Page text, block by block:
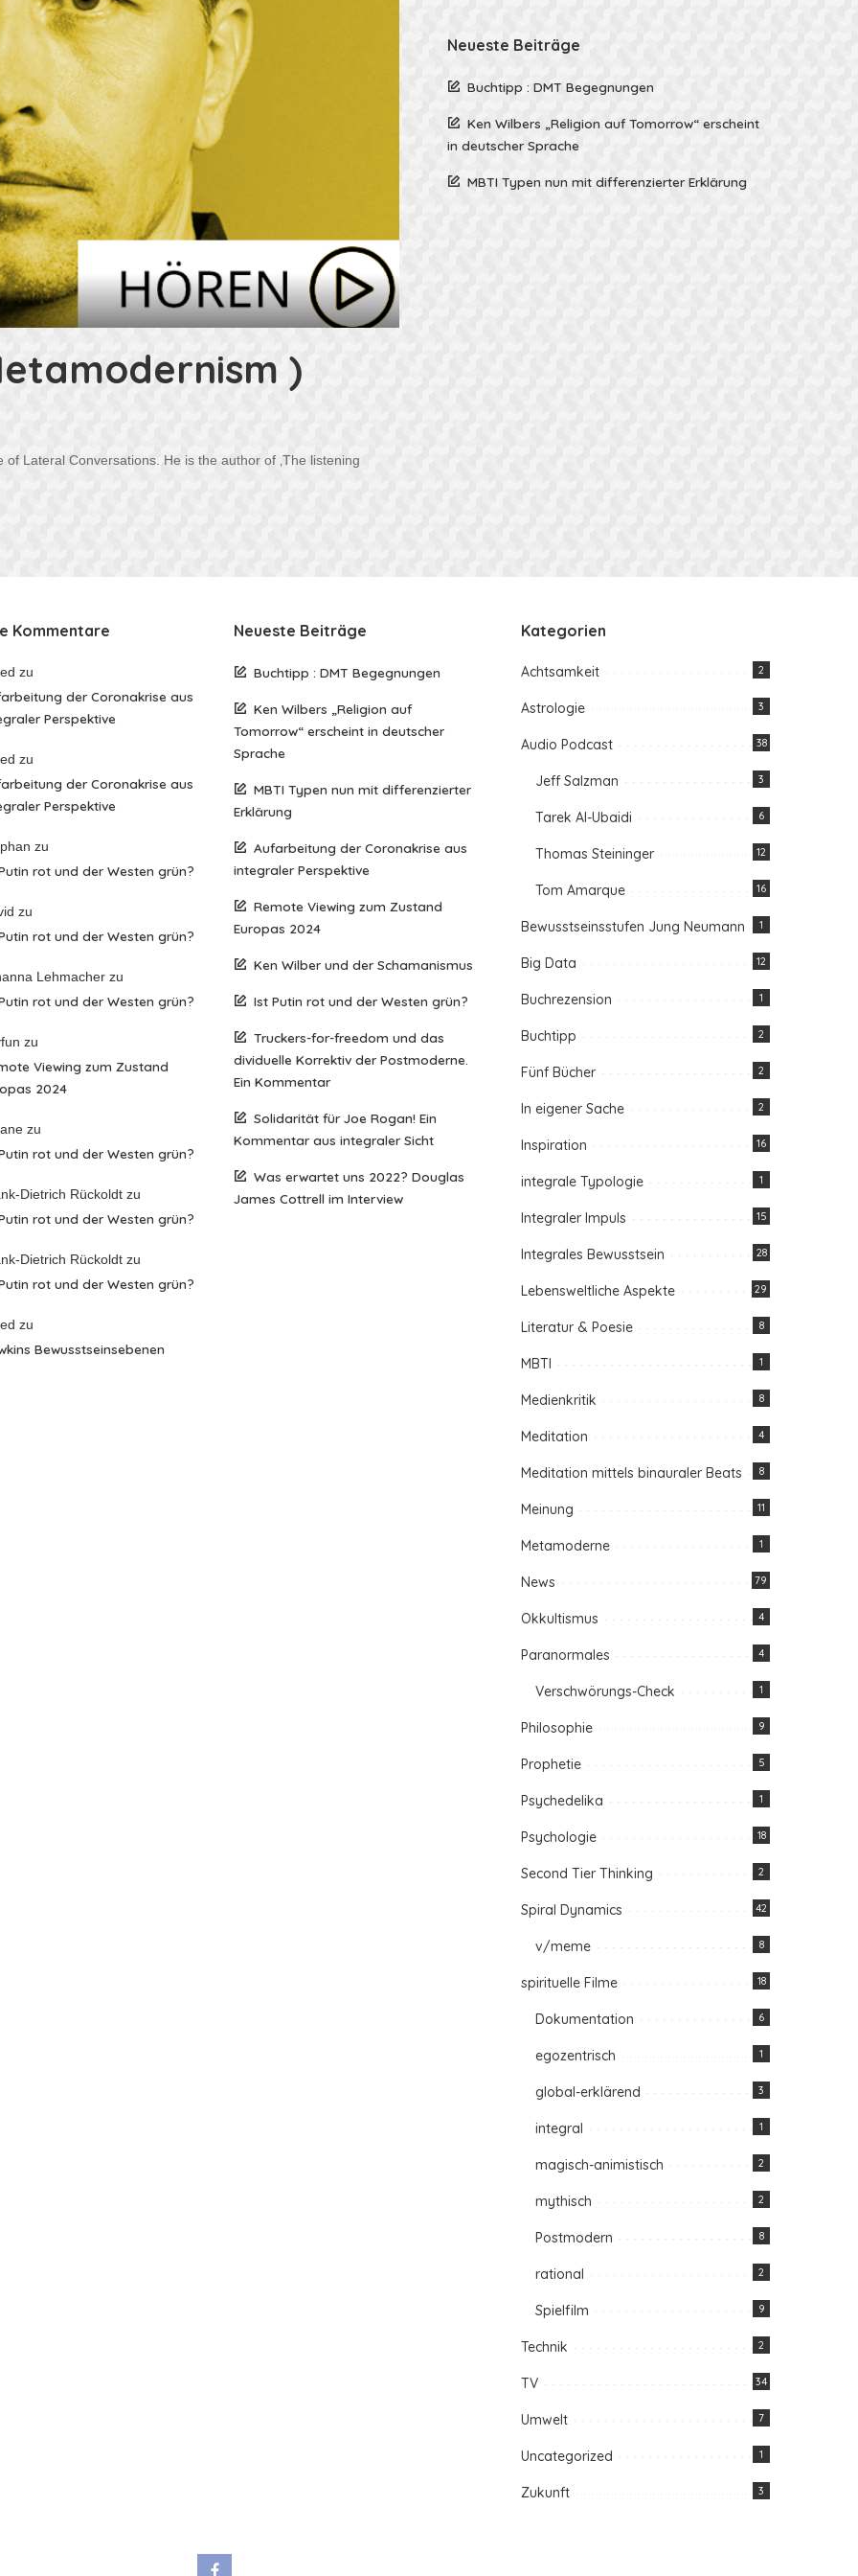
)
Lateral Conversations. He is the author of ‚The listening
Neueste Beiträge
Buchtipp : DMT Begegnungen
Ken Wilbers „Religion auf Tomorrow“ erscheint
in deutscher Sprache
MBTI Typen nun mit differenzierter Erklärung
Kommentare
zu
der Coronakrise aus
Perspektive
zu
der Coronakrise aus
Perspektive
zu
rot und der Westen grün?
zu
rot und der Westen grün?
Lehmacher zu
rot und der Westen grün?
zu
Viewing zum Zustand
2024
zu
rot und der Westen grün?
Dietrich Rückoldt zu
rot und der Westen grün?
Dietrich Rückoldt zu
rot und der Westen grün?
zu
Bewusstseinsebenen
Neueste Beiträge
Buchtipp : DMT Begegnungen
Ken Wilbers „Religion auf
Tomorrow“ erscheint in deutscher
Sprache
MBTI Typen nun mit differenzierter
Erklärung
Aufarbeitung der Coronakrise aus
integraler Perspektive
Remote Viewing zum Zustand
Europas 2024
Ken Wilber und der Schamanismus
Ist Putin rot und der Westen grün?
Truckers-for-freedom und das
dividuelle Korrektiv der Postmoderne.
Ein Kommentar
Solidarität für Joe Rogan! Ein
Kommentar aus integraler Sicht
Was erwartet uns 2022? Douglas
James Cottrell im Interview
Kategorien
Achtsamkeit 2
Astrologie 3
Audio Podcast 38
Jeff Salzman 3
Tarek Al-Ubaidi 6
Thomas Steininger 12
Tom Amarque 16
Bewusstseinsstufen Jung Neumann 1
Big Data 12
Buchrezension 1
Buchtipp 2
Fünf Bücher 2
In eigener Sache 2
Inspiration 16
integrale Typologie 1
Integraler Impuls 15
Integrales Bewusstsein 28
Lebensweltliche Aspekte 29
Literatur & Poesie 8
MBTI 1
Medienkritik 8
Meditation 4
Meditation mittels binauraler Beats 8
Meinung 11
Metamoderne 1
News 79
Okkultismus 4
Paranormales 4
Verschwörungs-Check 1
Philosophie 9
Prophetie 5
Psychedelika 1
Psychologie 18
Second Tier Thinking 2
Spiral Dynamics 42
v/meme 8
spirituelle Filme 18
Dokumentation 6
egozentrisch 1
global-erklärend 3
integral 1
magisch-animistisch 2
mythisch 2
Postmodern 8
rational 2
Spielfilm 9
Technik 2
TV 34
Umwelt 7
Uncategorized 1
Zukunft 3